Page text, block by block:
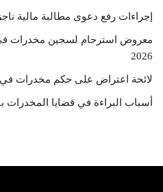
إجراءات رفع دعوى مطالبة مالية
معروض استرحام لسجين مخدرات
2026
لائحة اعتراض على حكم مخدرات في
أسباب البراءة في قضايا المخدرات